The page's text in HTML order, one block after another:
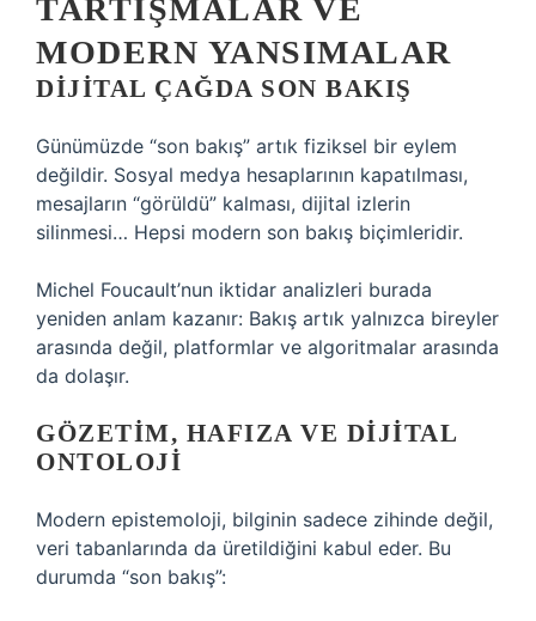
TARTIŞMALAR VE
MODERN YANSIMALAR
DIJITAL ÇAĞDA SON BAKIŞ
Günümüzde “son bakış” artık fiziksel bir eylem
değildir. Sosyal medya hesaplarının kapatılması,
mesajların “görüldü” kalması, dijital izlerin
silinmesi… Hepsi modern son bakış biçimleridir.
Michel Foucault’nun iktidar analizleri burada
yeniden anlam kazanır: Bakış artık yalnızca bireyler
arasında değil, platformlar ve algoritmalar arasında
da dolaşır.
GÖZETIM, HAFIZA VE DIJITAL
ONTOLOJI
Modern epistemoloji, bilginin sadece zihinde değil,
veri tabanlarında da üretildiğini kabul eder. Bu
durumda “son bakış”: